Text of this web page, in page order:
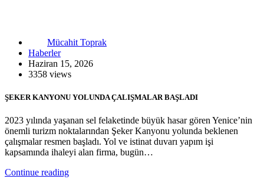
Mücahit Toprak
Haberler
Haziran 15, 2026
3358 views
ŞEKER KANYONU YOLUNDA ÇALIŞMALAR BAŞLADI
2023 yılında yaşanan sel felaketinde büyük hasar gören Yenice’nin
önemli turizm noktalarından Şeker Kanyonu yolunda beklenen
çalışmalar resmen başladı. Yol ve istinat duvarı yapım işi
kapsamında ihaleyi alan firma, bugün…
Continue reading